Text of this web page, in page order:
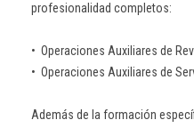
profesionalidad completos:
•⁠ ⁠Operaciones Auxiliares de
•⁠ ⁠Operaciones Auxiliares de
Además de la formación